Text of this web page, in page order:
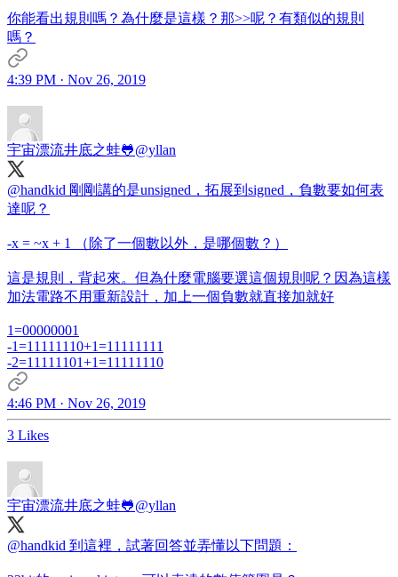
你能看出規則嗎？為什麼是這樣？那>>呢？有類似的規則
嗎？
4:39 PM · Nov 26, 2019
宇宙漂流井底之蛙🐸@yllan
@handkid 剛剛講的是unsigned，拓展到signed，負數要如何表
達呢？
-x = ~x + 1 （除了一個數以外，是哪個數？）
這是規則，背起來。但為什麼電腦要選這個規則呢？因為這樣
加法電路不用重新設計，加上一個負數就直接加就好
1=00000001
-1=11111110+1=11111111
-2=11111101+1=11111110
4:46 PM · Nov 26, 2019
3 Likes
宇宙漂流井底之蛙🐸@yllan
@handkid 到這裡，試著回答並弄懂以下問題：